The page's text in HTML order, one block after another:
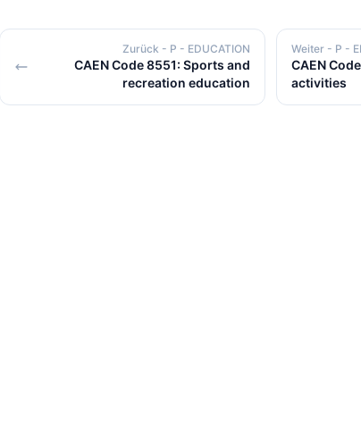
Zurück - P - EDUCATION
CAEN Code 8551: Sports and
recreation education
Weiter - P -
CAEN
activities